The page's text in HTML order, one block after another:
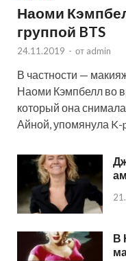
Наоми
группой BTS
24.11.2019 - от admin
В частности —
Наоми Кэмпбелл во
который она
Айной, упомянула K-
В